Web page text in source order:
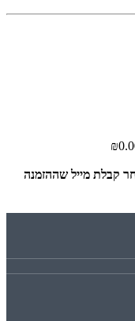
3 הרצליה - לאחר קבלת מייל שההזמנה